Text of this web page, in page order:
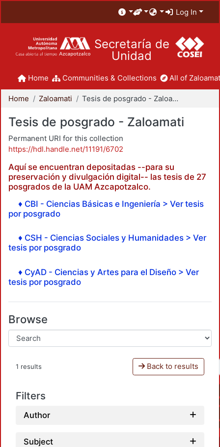
Log In
Secretaría de
Unidad
Home Communities & Collections All of
Home Zaloamati Tesis de posgrado - Zaloamati
Tesis de posgrado - Zaloamati
Permanent URI for this collection
https://hdl.handle.net/11191/6702
Aquí se encuentran depositadas --para su
preservación y divulgación digital-- las tesis de 27
posgrados de la UAM Azcapotzalco.
♦ CBI - Ciencias Básicas e Ingeniería > Ver tesis
por posgrado
♦ CSH - Ciencias Sociales y Humanidades > Ver
tesis por posgrado
♦ CyAD - Ciencias y Artes para el Diseño > Ver
tesis por posgrado
Browse
1 results Back to results
Filters
Author
Subject